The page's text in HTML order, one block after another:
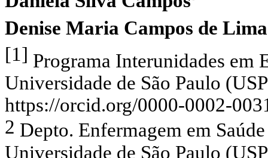
Denise Maria Campos de
[1] Programa Interunidades em
Universidade de São Paulo
https://orcid.org/0000-0002-
2 Depto. Enfermagem em
Universidade de São Paulo